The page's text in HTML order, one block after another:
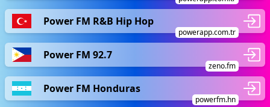
Power FM R&B Hip Hop
powerapp.com.tr
Power FM 92.7
zeno.fm
Power FM Honduras
powerfm.hn